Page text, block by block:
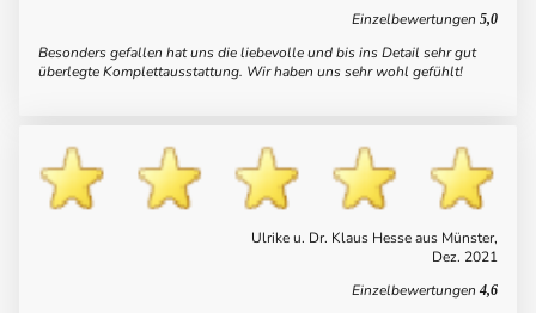
Einzelbewertungen 5,0
Besonders gefallen hat uns die liebevolle und bis ins Detail sehr gut
überlegte Komplettausstattung. Wir haben uns sehr wohl gefühlt!
Ulrike u. Dr. Klaus Hesse aus Münster,
Dez. 2021
Einzelbewertungen 4,6